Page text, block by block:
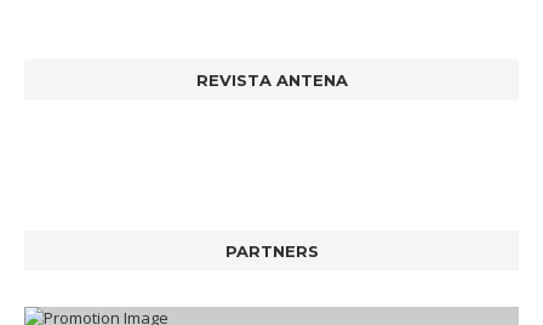
REVISTA ANTENA
PARTNERS